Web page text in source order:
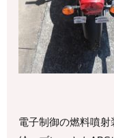
電子制御の燃料噴